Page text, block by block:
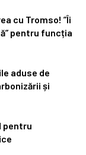
cu Tromso! ”Îi
pentru funcția
aduse de
și
pentru